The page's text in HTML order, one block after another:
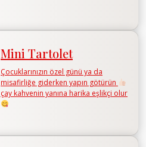
Mini Tartolet
Çocuklarınızın özel günü ya da
misafirliğe giderken yapın götürün
çay kahvenin yanına harika eşlikçi olur